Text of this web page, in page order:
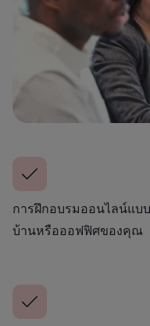
การฝึกอบรมออนไลน์แบ
บ้านหรือออฟฟิศของคุณ